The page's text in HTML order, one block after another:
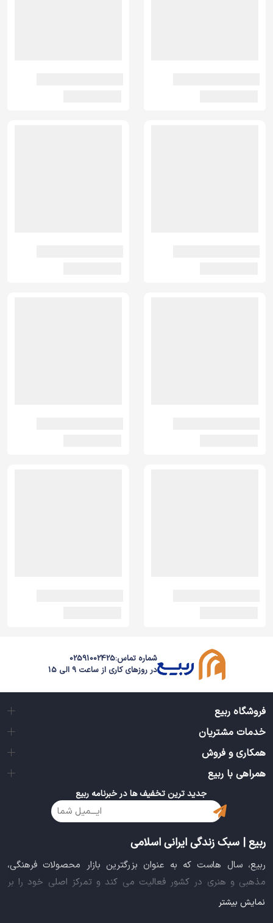
شماره تماس:02591002425
در روزهای کاری از ساعت 9 الی 15
فروشگاه ربیع
خدمات مشتریان
همکاری و فروش
همراهی با ربیع
جدید ترین تخفیف ها در خبرنامه ربیع
ربیع | سبک زندگی ایرانی اسلامی
ربیع، سال هاست که به عنوان بزرگترین بازار محصولات فرهنگی،
مذهبی و هنری در کشور فعالیت می کند و تمرکز اصلی خود را بر
سبک زندگی ایرانی اسلامی قرار داده است. این بازار مجموعه کاملی از
نمایش بیشتر